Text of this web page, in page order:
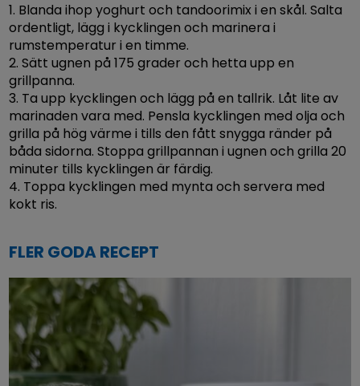
1. Blanda ihop yoghurt och tandoorimix i en skål. Salta
ordentligt, lägg i kycklingen och marinera i
rumstemperatur i en timme.
2. Sätt ugnen på 175 grader och hetta upp en
grillpanna.
3. Ta upp kycklingen och lägg på en tallrik. Låt lite av
marinaden vara med. Pensla kycklingen med olja och
grilla på hög värme i tills den fått snygga ränder på
båda sidorna. Stoppa grillpannan i ugnen och grilla 20
minuter tills kycklingen är färdig.
4. Toppa kycklingen med mynta och servera med
kokt ris.
FLER GODA RECEPT